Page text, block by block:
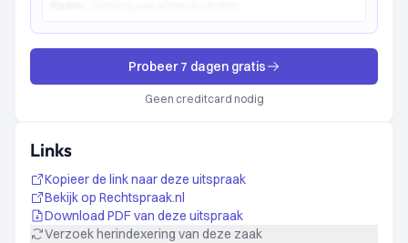
Probeer 7 dagen gratis
Geen creditcard nodig
Links
Kopieer de link naar deze uitspraak
Bekijk op Rechtspraak.nl
Download PDF van deze uitspraak
Verzoek herindexering van deze zaak